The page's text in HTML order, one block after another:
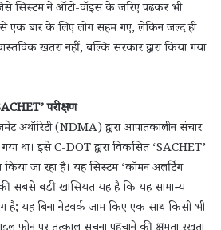
सिस्टम ने ऑटो-वॉइस के जरिए पढ़कर भी
एक बार के लिए लोग सहम गए, लेकिन जल्द ही
खतरा नहीं, बल्कि सरकार द्वारा किया गया
परीक्षण
अथॉरिटी (NDMA) द्वारा आपातकालीन संचार
था। इसे C-DOT द्वारा विकसित ‘SACHET’
जा रहा है। यह सिस्टम ‘कॉमन अलर्टिंग
सबसे बड़ी खासियत यह है कि यह सामान्य
यह बिना नेटवर्क जाम किए एक साथ किसी भी